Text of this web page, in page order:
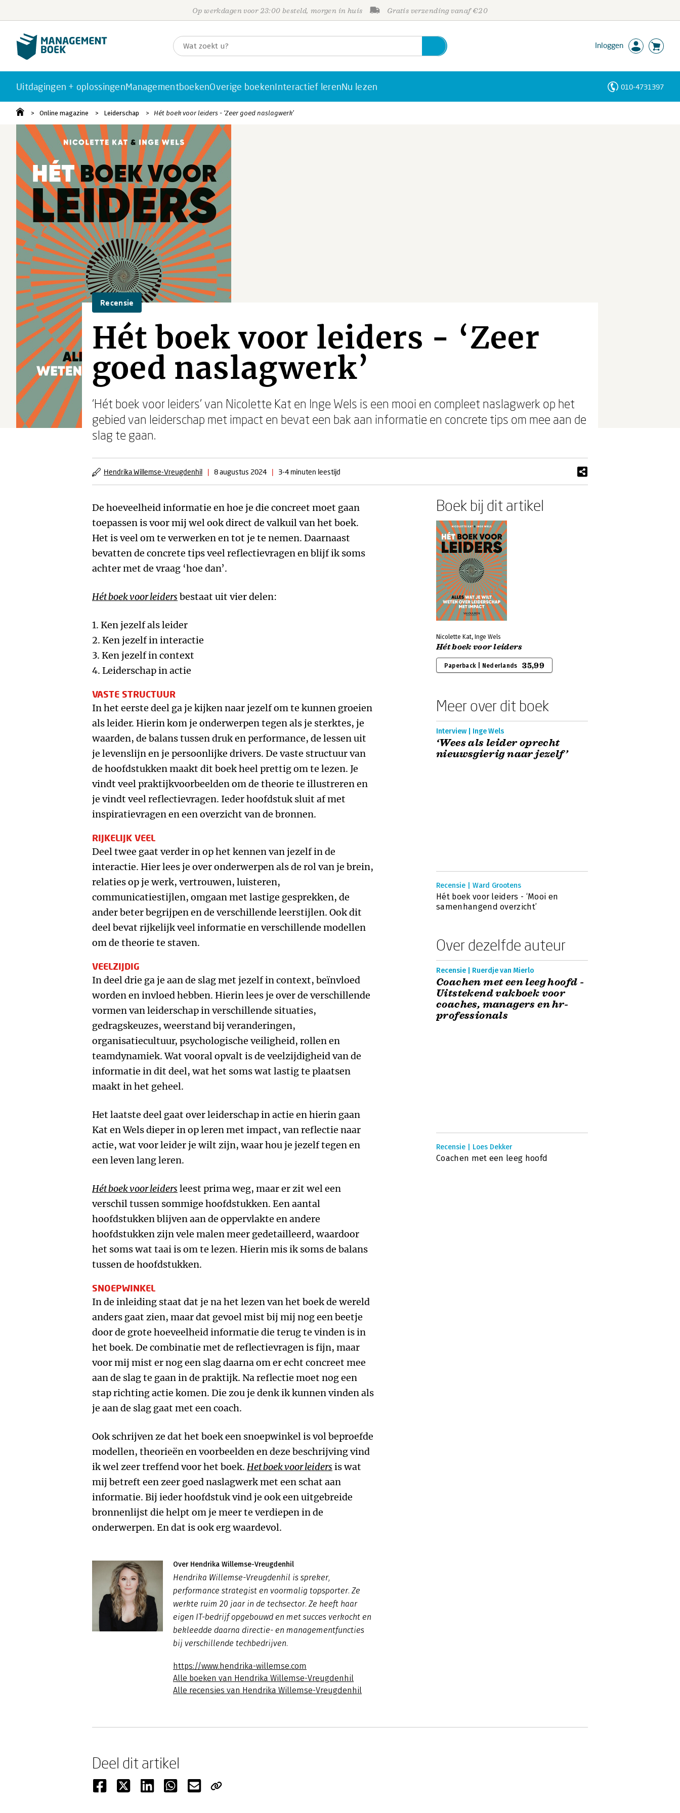
Op werkdagen voor 23:00 besteld, morgen in huis Gratis verzending vanaf €20
Inloggen
Uitdagingen + oplossingenManagementboekenOverige boekenInteractief lerenNu lezen 010-4731397
Online magazine Leiderschap Hét boek voor leiders - ‘Zeer goed naslagwerk’
Recensie
Hét boek voor leiders - ‘Zeer
goed naslagwerk’
‘Hét boek voor leiders’ van Nicolette Kat en Inge Wels is een mooi en compleet naslagwerk op het
gebied van leiderschap met impact en bevat een bak aan informatie en concrete tips om mee aan de
slag te gaan.
Hendrika Willemse-Vreugdenhil | 8 augustus 2024 | 3-4 minuten leestijd
De hoeveelheid informatie en hoe je die concreet moet gaan
toepassen is voor mij wel ook direct de valkuil van het boek.
Het is veel om te verwerken en tot je te nemen. Daarnaast
bevatten de concrete tips veel reflectievragen en blijf ik soms
achter met de vraag ‘hoe dan’.
Hét boek voor leiders bestaat uit vier delen:
1. Ken jezelf als leider
2. Ken jezelf in interactie
3. Ken jezelf in context
4. Leiderschap in actie
VASTE STRUCTUUR
In het eerste deel ga je kijken naar jezelf om te kunnen groeien
als leider. Hierin kom je onderwerpen tegen als je sterktes, je
waarden, de balans tussen druk en performance, de lessen uit
je levenslijn en je persoonlijke drivers. De vaste structuur van
de hoofdstukken maakt dit boek heel prettig om te lezen. Je
vindt veel praktijkvoorbeelden om de theorie te illustreren en
je vindt veel reflectievragen. Ieder hoofdstuk sluit af met
inspiratievragen en een overzicht van de bronnen.
RIJKELIJK VEEL
Deel twee gaat verder in op het kennen van jezelf in de
interactie. Hier lees je over onderwerpen als de rol van je brein,
relaties op je werk, vertrouwen, luisteren,
communicatiestijlen, omgaan met lastige gesprekken, de
ander beter begrijpen en de verschillende leerstijlen. Ook dit
deel bevat rijkelijk veel informatie en verschillende modellen
om de theorie te staven.
VEELZIJDIG
In deel drie ga je aan de slag met jezelf in context, beïnvloed
worden en invloed hebben. Hierin lees je over de verschillende
vormen van leiderschap in verschillende situaties,
gedragskeuzes, weerstand bij veranderingen,
organisatiecultuur, psychologische veiligheid, rollen en
teamdynamiek. Wat vooral opvalt is de veelzijdigheid van de
informatie in dit deel, wat het soms wat lastig te plaatsen
maakt in het geheel.
Het laatste deel gaat over leiderschap in actie en hierin gaan
Kat en Wels dieper in op leren met impact, van reflectie naar
actie, wat voor leider je wilt zijn, waar hou je jezelf tegen en
een leven lang leren.
Hét boek voor leiders leest prima weg, maar er zit wel een
verschil tussen sommige hoofdstukken. Een aantal
hoofdstukken blijven aan de oppervlakte en andere
hoofdstukken zijn vele malen meer gedetailleerd, waardoor
het soms wat taai is om te lezen. Hierin mis ik soms de balans
tussen de hoofdstukken.
SNOEPWINKEL
In de inleiding staat dat je na het lezen van het boek de wereld
anders gaat zien, maar dat gevoel mist bij mij nog een beetje
door de grote hoeveelheid informatie die terug te vinden is in
het boek. De combinatie met de reflectievragen is fijn, maar
voor mij mist er nog een slag daarna om er echt concreet mee
aan de slag te gaan in de praktijk. Na reflectie moet nog een
stap richting actie komen. Die zou je denk ik kunnen vinden als
je aan de slag gaat met een coach.
Ook schrijven ze dat het boek een snoepwinkel is vol beproefde
modellen, theorieën en voorbeelden en deze beschrijving vind
ik wel zeer treffend voor het boek. Het boek voor leiders is wat
mij betreft een zeer goed naslagwerk met een schat aan
informatie. Bij ieder hoofdstuk vind je ook een uitgebreide
bronnenlijst die helpt om je meer te verdiepen in de
onderwerpen. En dat is ook erg waardevol.
Over Hendrika Willemse-Vreugdenhil
Hendrika Willemse-Vreugdenhil is spreker,
performance strategist en voormalig topsporter. Ze
werkte ruim 20 jaar in de techsector. Ze heeft haar
eigen IT-bedrijf opgebouwd en met succes verkocht en
bekleedde daarna directie- en managementfuncties
bij verschillende techbedrijven.
https://www.hendrika-willemse.com
Alle boeken van Hendrika Willemse-Vreugdenhil
Alle recensies van Hendrika Willemse-Vreugdenhil
Boek bij dit artikel
Nicolette Kat, Inge Wels
Hét boek voor leiders
Paperback | Nederlands 35,99
Meer over dit boek
Interview | Inge Wels
‘Wees als leider oprecht
nieuwsgierig naar jezelf’
Recensie | Ward Grootens
Hét boek voor leiders - ‘Mooi en
samenhangend overzicht’
Over dezelfde auteur
Recensie | Ruerdje van Mierlo
Coachen met een leeg hoofd -
Uitstekend vakboek voor
coaches, managers en hr-
professionals
Recensie | Loes Dekker
Coachen met een leeg hoofd
Deel dit artikel
Personen